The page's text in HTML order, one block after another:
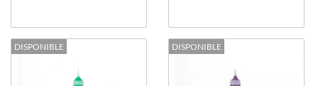
DISPONIBLE DISPONIBLE